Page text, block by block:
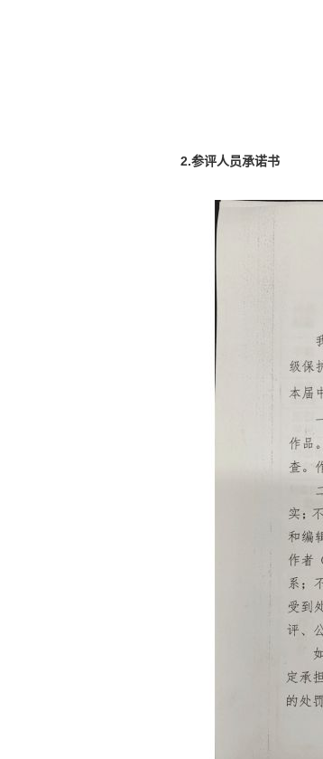
2.参评人员承诺书